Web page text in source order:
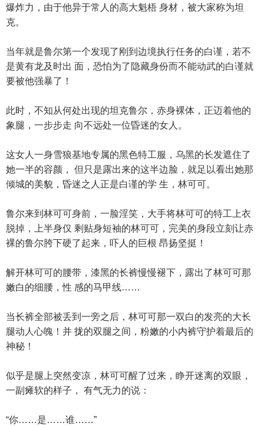
爆炸力，由于他异于常人的高大魁梧 身材，被大家称为坦
克。
当年就是鲁尔第一个发现了刚到边境执行任务的白谨，若不
是黄有龙及时出 面，恐怕为了隐藏身份而不能动武的白谨就
要被他强暴了！
此时，不知从何处出现的坦克鲁尔，赤身裸体，正迈着他的
象腿，一步步走 向不远处一位昏迷的女人。
这女人一身雪狼基地专属的黑色特工服，乌黑的长发遮住了
她一半的容颜， 但只是露出来的这半边脸，就足以看出她那
倾城的美貌，昏迷之人正是白谨的学 生，林可可。
鲁尔来到林可可身前，一脸淫笑，大手将林可可的特工上衣
脱掉，上半身仅 剩贴身短袖的林可可，完美的身段立刻让赤
裸的鲁尔胯下硬了起来，吓人的巨根 昂扬坚挺！
解开林可可的腰带，漆黑的长裤慢慢褪下，露出了林可可那
嫩白的细腰，性 感的马甲线……
当长裤全部被丢到一旁之后，林可可那一双白的发亮的大长
腿动人心魄！并 拢的双腿之间，粉嫩的小内裤守护着最后的
神秘！
似乎是腿上突然变凉，林可可醒了过来，睁开迷离的双眼，
一副瘫软的样子， 有气无力的说：
“你……是……谁……”